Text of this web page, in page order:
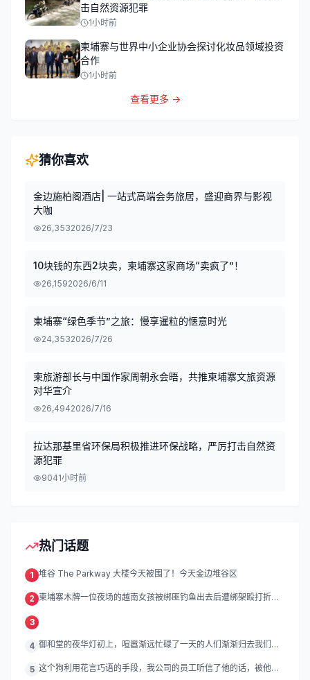
击自然资源犯罪
1小时前
柬埔寨与世界中小企业协会探讨化妆品领域投资
合作
1小时前
查看更多 →
猜你喜欢
金边施柏阁酒店| 一站式高端会务旅居，盛迎商界与影视
大咖
26,3532026/7/23
10块钱的东西2块卖，柬埔寨这家商场“卖疯了”！
26,1592026/6/11
柬埔寨“绿色季节”之旅：慢享暹粒的惬意时光
24,3532026/7/26
柬旅游部长与中国作家周朝永会晤，共推柬埔寨文旅资源
对华宣介
26,4942026/7/16
拉达那基里省环保局积极推进环保战略，严厉打击自然资
源犯罪
9041小时前
热门话题
1 堆谷 The Parkway 大楼今天被围了！今天金边堆谷区
2 柬埔寨木牌一位夜场的越南女孩被绑匪钓鱼出去后遭绑架殴打折
3
4 御和堂的夜华灯初上，喧嚣渐远忙碌了一天的人们渐渐归去我们的
5 这个狗利用花言巧语的手段，我公司的员工听信了他的话，被他带